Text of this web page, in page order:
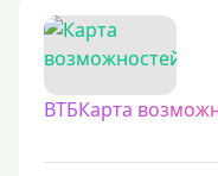
С бесплатным
С овердрафтом
С процентом на
ВТБКарта